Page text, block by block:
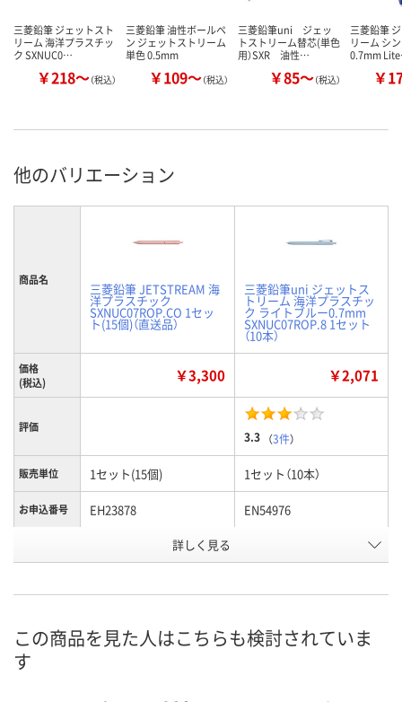
三菱鉛筆 ジェットスト
リーム 海洋プラスチッ
ク SXNUC0…
￥218～（税込）
三菱鉛筆 油性ボールペ
ン ジェットストリーム
単色 0.5mm
￥109～（税込）
三菱鉛筆uni ジェッ
トストリーム替芯(単色
用）SXR 油性…
￥85～（税込）
三菱鉛筆
リーム シ
0.7mm
￥
他のバリエーション
商品名
三菱鉛筆 JETSTREAM 海
洋プラスチック
SXNUC07ROP.CO 1セッ
ト(15個)（直送品）
三菱鉛筆uni ジェットス
トリーム 海洋プラスチッ
ク ライトブルー0.7mm
SXNUC07ROP.8 1セット
（10本）
価格
(税込)
￥3,300 ￥2,071
評価
3.3 （3件）
販売単位 1セット(15個) 1セット（10本）
お申込番号 EH23878 EN54976
ご連絡いたします
数量
詳しく見る
この商品を見た人はこちらも検討されていま
す